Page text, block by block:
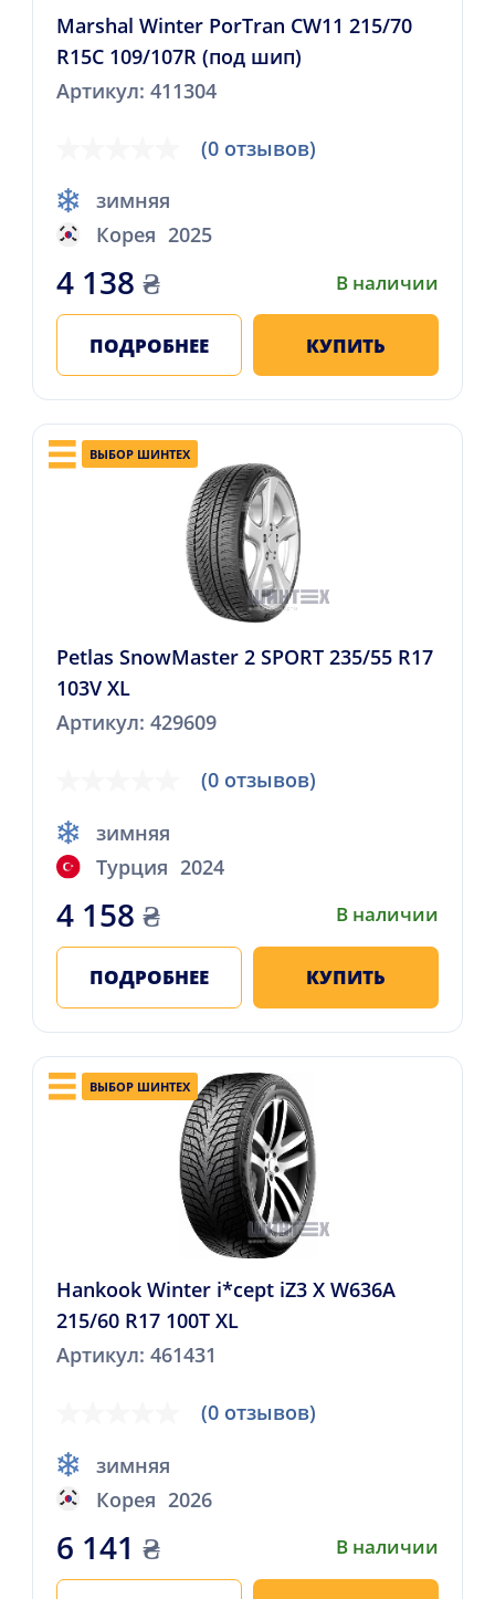
Marshal Winter PorTran CW11 215/70
R15C 109/107R (под шип)
Артикул: 411304
(0 отзывов)
зимняя
Корея 2025
4 138 ₴ В наличии
ПОДРОБНЕЕ КУПИТЬ
ВЫБОР ШИНТЕХ
Petlas SnowMaster 2 SPORT 235/55 R17
103V XL
Артикул: 429609
(0 отзывов)
зимняя
Турция 2024
4 158 ₴ В наличии
ПОДРОБНЕЕ КУПИТЬ
ВЫБОР ШИНТЕХ
Hankook Winter i*cept iZ3 X W636A
215/60 R17 100T XL
Артикул: 461431
(0 отзывов)
зимняя
Корея 2026
6 141 ₴ В наличии